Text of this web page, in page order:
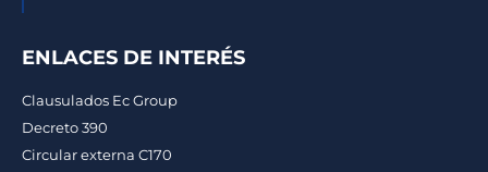
ENLACES DE INTERÉS
Clausulados Ec Group
Decreto 390
Circular externa C170